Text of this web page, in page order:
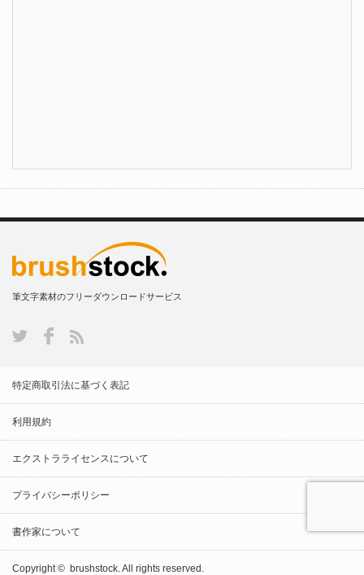
筆文字素材のフリーダウンロードサービス
特定商取引法に基づく表記
利用規約
エクストラライセンスについて
プライバシーポリシー
書作家について
Copyright © brushstock.All rights reserved.